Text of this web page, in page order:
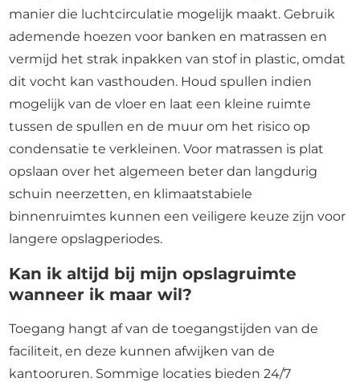
manier die luchtcirculatie mogelijk maakt. Gebruik
ademende hoezen voor banken en matrassen en
vermijd het strak inpakken van stof in plastic, omdat
dit vocht kan vasthouden. Houd spullen indien
mogelijk van de vloer en laat een kleine ruimte
tussen de spullen en de muur om het risico op
condensatie te verkleinen. Voor matrassen is plat
opslaan over het algemeen beter dan langdurig
schuin neerzetten, en klimaatstabiele
binnenruimtes kunnen een veiligere keuze zijn voor
langere opslagperiodes.
Kan ik altijd bij mijn opslagruimte
wanneer ik maar wil?
Toegang hangt af van de toegangstijden van de
faciliteit, en deze kunnen afwijken van de
kantooruren. Sommige locaties bieden 24/7